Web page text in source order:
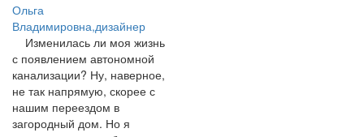
Ольга
Владимировна,дизайнер
Изменилась ли моя жизнь
с появлением автономной
канализации? Ну, наверное,
не так напрямую, скорее с
нашим переездом в
загородный дом. Но я